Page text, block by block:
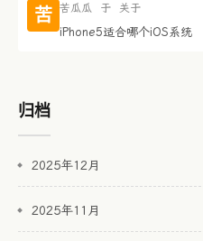
苦 苦瓜瓜 于 关于
iPhone5适合哪个iOS系统
归档
2025年12月
2025年11月